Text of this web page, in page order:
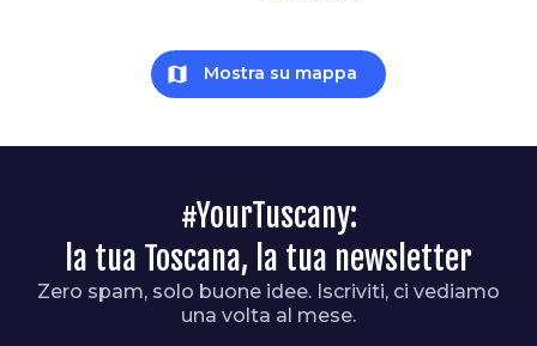
map Mostra su mappa
#YourTuscany:
la tua Toscana, la tua newsletter
Zero spam, solo buone idee. Iscriviti, ci vediamo
una volta al mese.